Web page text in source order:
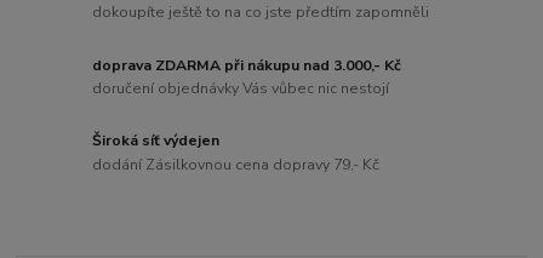
dokoupíte ještě to na co jste předtím zapomněli
doprava ZDARMA při nákupu nad 3.000,- Kč
doručení objednávky Vás vůbec nic nestojí
Široká síť výdejen
dodání Zásilkovnou cena dopravy 79,- Kč